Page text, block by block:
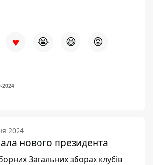
♥ 😭 😆 😡
2024
2024
нового президента
Загальних зборах клубів